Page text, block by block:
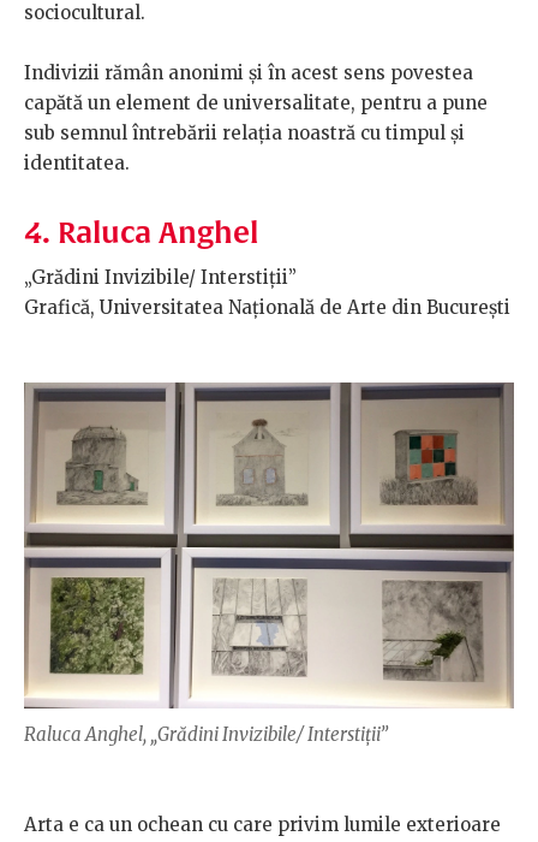
sociocultural.
Indivizii rămân anonimi și în acest sens povestea
capătă un element de universalitate, pentru a pune
sub semnul întrebării relația noastră cu timpul și
identitatea.
4. Raluca Anghel
„Grădini Invizibile/ Interstiții”
Grafică, Universitatea Națională de Arte din București
Raluca Anghel, „Grădini Invizibile/ Interstiții”
Arta e ca un ochean cu care privim lumile exterioare